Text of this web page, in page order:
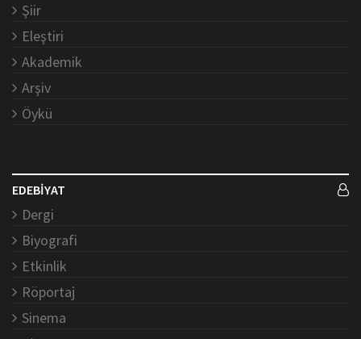
Şiir
Eleştiri
Akademik
Arşiv
Öykü
EDEBİYAT
Dergi
Biyografi
Etkinlik
Röportaj
Sinema